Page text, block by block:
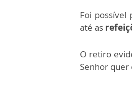
Foi possível
até as
O retiro
Senhor quer